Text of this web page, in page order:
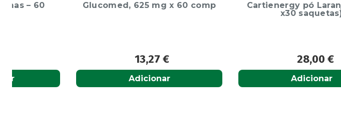
Glucomed, 625 mg x 60 comp
Cartienergy pó Laranja – 3G (
x30 saquetas)